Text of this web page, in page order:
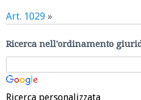
Art. 1029 »
Ricerca nell'ordinamento
Ricerca personalizzata